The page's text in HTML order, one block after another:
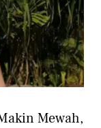
Mewah,